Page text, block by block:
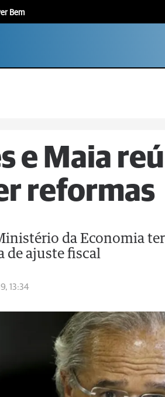
Bem
e Maia
reformas
da Economia
de ajuste fiscal
13:34